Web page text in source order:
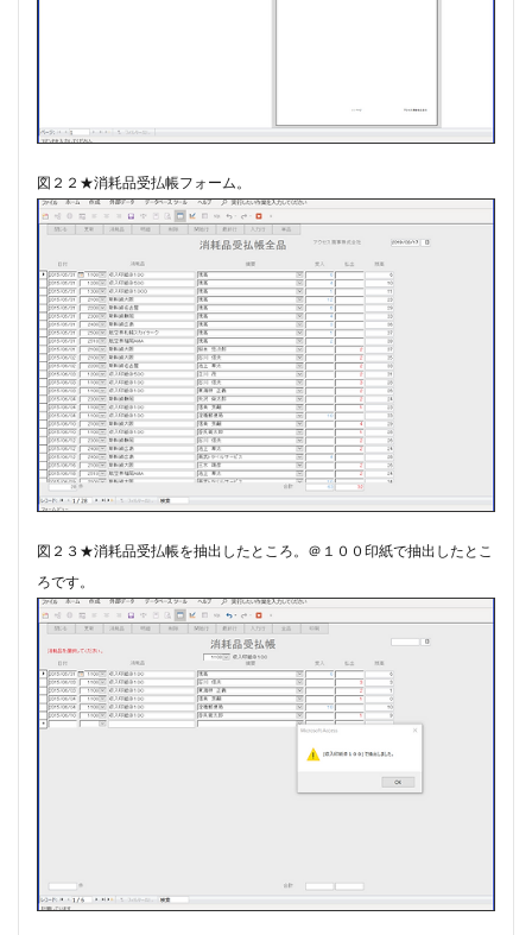
図２２★消耗品受払帳フォーム。
図２３★消耗品受払帳を抽出したところ。​＠１００印紙で抽出したとこ
ろです。